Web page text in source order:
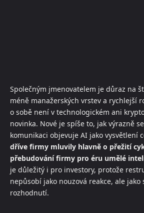
Společným jmenovatelem je důraz na
méně manažerských vrstev a rychlejší
o sobě není v technologickém ani
novinka. Nové je spíše to, jak výrazně
komunikaci objevuje AI jako vysvětlení
dříve firmy mluvily hlavně o přežití
přebudování firmy pro éru umělé
je důležitý i pro investory, protože
nepůsobí jako nouzová reakce, ale jako
rozhodnutí.